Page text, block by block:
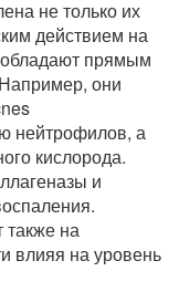
не только их
действием на
обладают прямым
они
нейтрофилов, а
кислорода.
и
также на
влияя на уровень